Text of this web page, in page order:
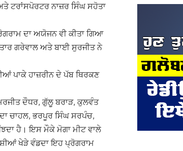
ਟਰਾਂਸਪੋਰਟਰ ਨਾਜ਼ਰ ਸਿੰਘ ਸਹੋਤਾ
ਦਾ ਅਯੋਜਨ ਵੀ ਕੀਤਾ ਗਿਆ
ਗਰੇਵਾਲ ਅਤੇ ਬਾਈ ਸੁਰਜੀਤ ਨੇ
ਪਾਕੇ ਹਾਜ਼ਰੀਨ ਦੇ ਪੱਬ ਥਿਰਕਣ
ਦੌਧਰ, ਗੁੱਲੂ ਬਰਾੜ, ਕੁਲਵੰਤ
ਚਾਹਲ, ਭਰਪੂਰ ਸਿੰਘ ਸਰਪੰਚ,
ਹੈ। ਇਸ ਮੌਕੇ ਮੋਗਾ ਮੀਟ ਵਾਲੇ
ਖੇੜੇ ਵੰਡਦਾ ਇਹ ਪ੍ਰੋਗਰਾਮ